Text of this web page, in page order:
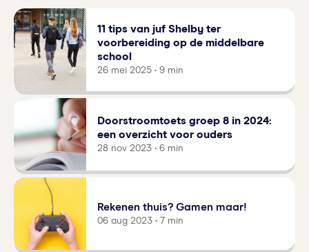
11 tips van juf Shelby ter
voorbereiding op de middelbare
school
26 mei 2025 • 9 min
Doorstroomtoets groep 8 in 2024:
een overzicht voor ouders
28 nov 2023 • 6 min
Rekenen thuis? Gamen maar!
06 aug 2023 • 7 min